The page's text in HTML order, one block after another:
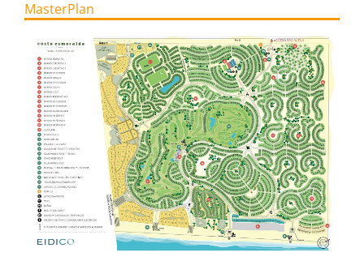
MasterPlan